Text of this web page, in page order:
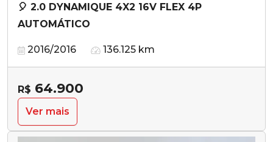
🎈 2.0 DYNAMIQUE 4X2 16V FLEX 4P
AUTOMÁTICO
2016/2016 136.125 km
R$ 64.900
Ver mais